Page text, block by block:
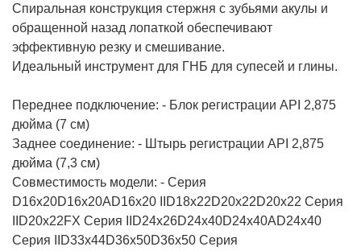
Спиральная конструкция стержня с зубьями акулы и
обращенной назад лопаткой обеспечивают
эффективную резку и смешивание.
Идеальный инструмент для ГНБ для супесей и глины.
Переднее подключение: - Блок регистрации API 2,875
дюйма (7 см)
Заднее соединение: - Штырь регистрации API 2,875
дюйма (7,3 см)
Совместимость модели: - Серия
D16x20D16x20AD16x20 IID18x22D20x22D20x22 Серия
IID20x22FX Серия IID24x26D24x40D24x40AD24x40
Серия IID33x44D36x50D36x50 Серия